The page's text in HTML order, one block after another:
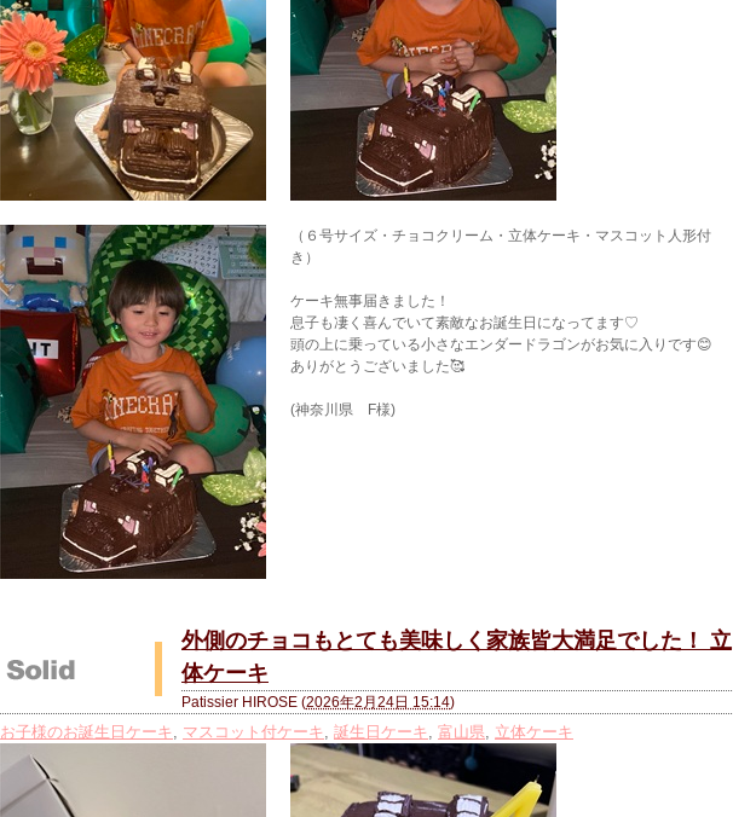
（６号サイズ・チョコクリーム・立体ケーキ・マスコット人形付
き）
ケーキ無事届きました！
息子も凄く喜んでいて素敵なお誕生日になってます♡
頭の上に乗っている小さなエンダードラゴンがお気に入りです😊
ありがとうございました🥰
(神奈川県 F様)
外側のチョコもとても美味しく家族皆大満足でした！ 立
体ケーキ
Patissier HIROSE (2026年2月24日 15:14)
お子様のお誕生日ケーキ, マスコット付ケーキ, 誕生日ケーキ, 富山県, 立体ケーキ